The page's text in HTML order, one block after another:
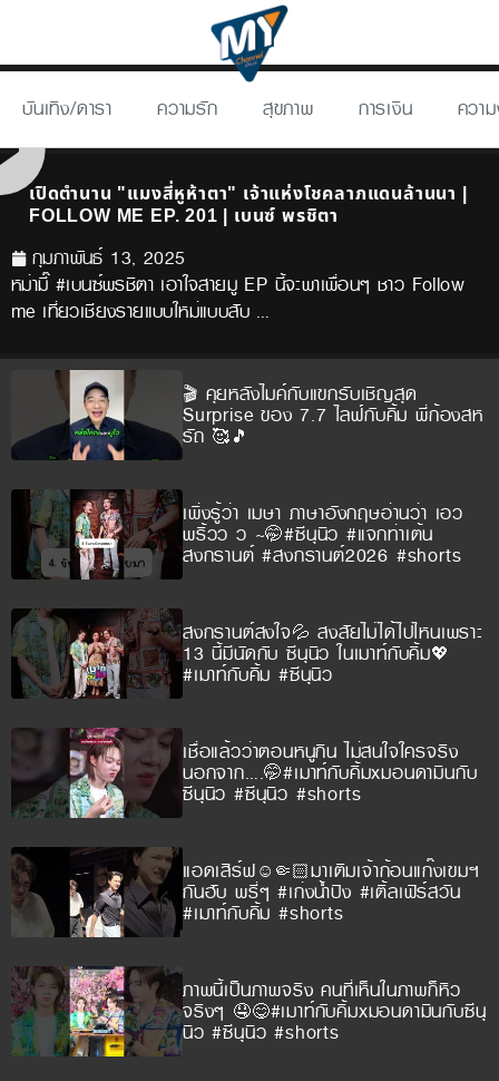
บันเทิง/ดารา ความรัก สุขภาพ การเงิน ควา
เปิดตำนาน "แมงสี่หูห้าตา" เจ้าแห่งโชคลาภแดนล้านนา |
FOLLOW ME EP. 201 | เบนซ์ พรชิตา
กุมภาพันธ์ 13, 2025
หม่ามี๊ #เบนซ์พรชิตา เอาใจสายมู EP นี้จะพาเพื่อนๆ ชาว Follow
me เที่ยวเชียงรายแบบใหม่แบบสับ …
🎬 คุยหลังไมค์กับแขกรับเชิญสุด
Surprise ของ 7.7 ไลฟ์กับคิ้ม พี่ก้องสห
รัถ 🥰🎵
เพิ่งรู้ว่า เมษา ภาษาอังกฤษอ่านว่า เอว
พริ้วว ว ~🤭#ซีนุนิว #แจกท่าเต้น
สงกรานต์ #สงกรานต์2026 #shorts
สงกรานต์สงใจ💦 สงสัยไม่ได้ไปไหนเพราะ
13 นี้มีนัดกับ ซีนุนิว ในเมาท์กับคิ้ม💖
#เมาท์กับคิ้ม #ซีนุนิว
เชื่อแล้วว่าตอนหนูกิน ไม่สนใจใครจริง
นอกจาก….🤭#เมาท์กับคิ้มxมอนดามินกับ
ซีนุนิว #ซีนุนิว #shorts
แอดเสิร์ฟ☺️🤏🏻มาเติมเจ้าก้อนแก๊งเขมฯ
กันฮับ พรี่ๆ #เก่งน้ำปิง #เติ้ลเฟิร์สวัน
#เมาท์กับคิ้ม #shorts
ภาพนี้เป็นภาพจริง คนที่เห็นในภาพก็หิว
จริงๆ 🤤😋#เมาท์กับคิ้มxมอนดามินกับซีนุ
นิว #ซีนุนิว #shorts